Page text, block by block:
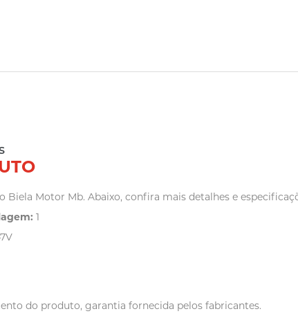
Biela Motor Mb. Abaixo, confira mais detalhes e
1
do produto, garantia fornecida pelos fabricantes.